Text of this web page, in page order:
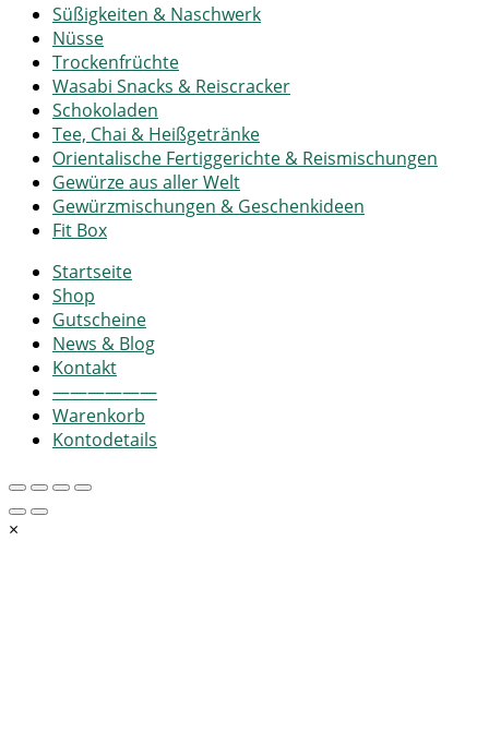
Süßigkeiten & Naschwerk
Nüsse
Trockenfrüchte
Wasabi Snacks & Reiscracker
Schokoladen
Tee, Chai & Heißgetränke
Orientalische Fertiggerichte & Reismischungen
Gewürze aus aller Welt
Gewürzmischungen & Geschenkideen
Fit Box
Startseite
Shop
Gutscheine
News & Blog
Kontakt
——————
Warenkorb
Kontodetails
×